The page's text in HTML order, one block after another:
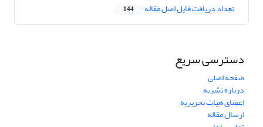
تعداد دریافت فایل اصل مقاله 144
دسترسی سریع
صفحه اصلی
درباره نشریه
اعضای هیات تحریریه
ارسال مقاله